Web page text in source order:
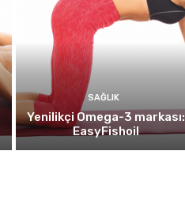
SAĞLIK
Yenilikçi Omega-3 markası:
EasyFishoil